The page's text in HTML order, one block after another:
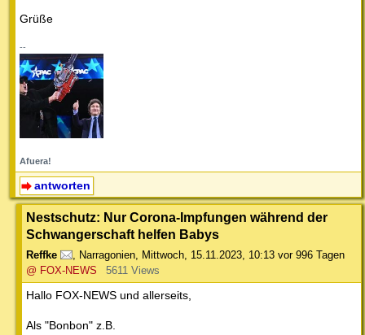
Grüße
--
Afuera!
antworten
Nestschutz: Nur Corona-Impfungen während der
Schwangerschaft helfen Babys
Reffke , Narragonien, Mittwoch, 15.11.2023, 10:13 vor 996 Tagen
@ FOX-NEWS
5611 Views
Hallo FOX-NEWS und allerseits,
Als "Bonbon" z.B.